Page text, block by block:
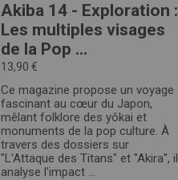
Akiba 14 - Exploration :
Les multiples visages
de la Pop ...
13,90 €
Ce magazine propose un voyage
fascinant au cœur du Japon,
mêlant folklore des yôkai et
monuments de la pop culture. À
travers des dossiers sur
"L'Attaque des Titans" et "Akira", il
analyse l'impact ...